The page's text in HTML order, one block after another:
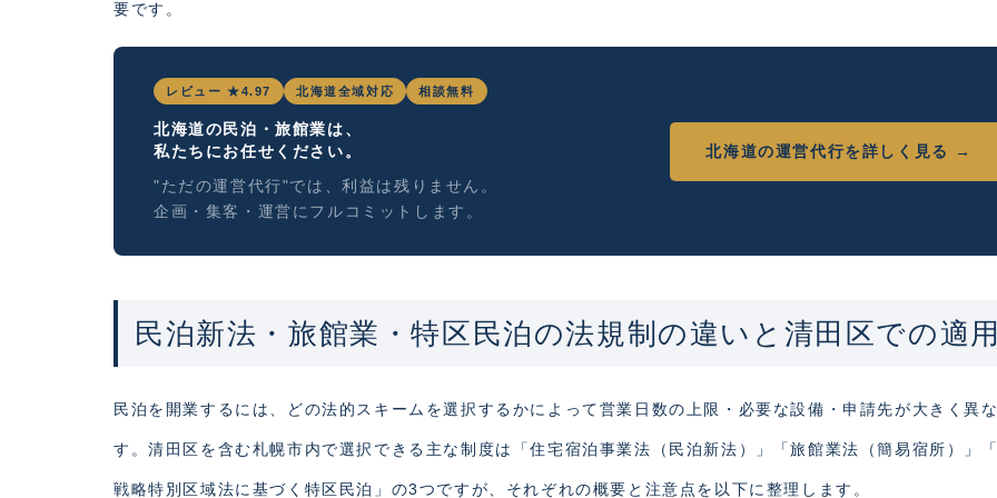
要です。
レビュー ★4.97 北海道全域対応 相談無料
北海道の民泊・旅館業は、
私たちにお任せください。
"ただの運営代行"では、利益は残りません。
企画・集客・運営にフルコミットします。
北海道の運営代行を詳しく見る →
民泊新法・旅館業・特区民泊の法規制の違いと清田区での適用
民泊を開業するには、どの法的スキームを選択するかによって営業日数の上限・必要な設備・申請先が大きく異
す。清田区を含む札幌市内で選択できる主な制度は「住宅宿泊事業法（民泊新法）」「旅館業法（簡易宿所）」
戦略特別区域法に基づく特区民泊」の3つですが、それぞれの概要と注意点を以下に整理します。